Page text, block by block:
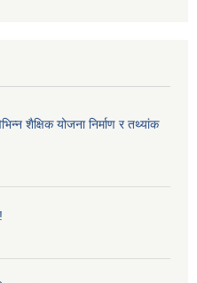
शैक्षिक योजना निर्माण र तथ्यांक